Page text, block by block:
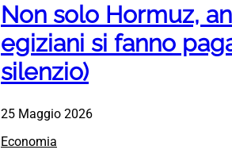
Non solo Hormuz,
egiziani si fanno
silenzio)
25 Maggio 2026
Economia